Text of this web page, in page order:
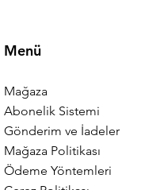
Menü
Mağaza
Abonelik Sistemi
Gönderim ve İadeler
Mağaza Politikası
Ödeme Yöntemleri